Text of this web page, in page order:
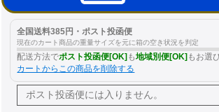
全国送料385円・ポスト投函便
現在のカート商品の重量サイズを元に箱の空き状況を判定
配送方法でポスト投函便[OK] も地域別便[OK] もお選
カートからこの商品を削除する
ポスト投函便には 入りません。